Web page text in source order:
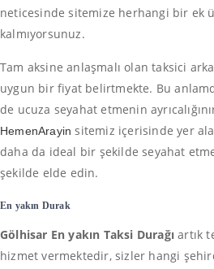
neticesinde sitemize herhangi bir ek
kalmıyorsunuz.
Tam aksine anlaşmalı olan taksici
uygun bir fiyat belirtmekte. Bu
de ucuza seyahat etmenin
HemenArayin sitemiz içerisinde yer
daha da ideal bir şekilde seyahat
şekilde elde edin.
En yakın Durak
Gölhisar En yakın Taksi Durağıartık
hizmet vermektedir, sizler hangi